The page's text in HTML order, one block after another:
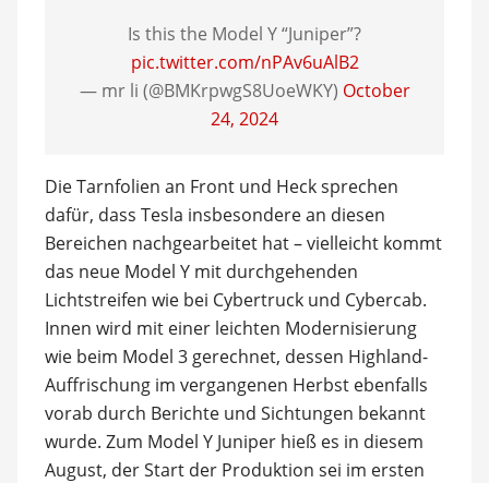
Is this the Model Y “Juniper”?
pic.twitter.com/nPAv6uAlB2
— mr li (@BMKrpwgS8UoeWKY) October
24, 2024
Die Tarnfolien an Front und Heck sprechen
dafür, dass Tesla insbesondere an diesen
Bereichen nachgearbeitet hat – vielleicht kommt
das neue Model Y mit durchgehenden
Lichtstreifen wie bei Cybertruck und Cybercab.
Innen wird mit einer leichten Modernisierung
wie beim Model 3 gerechnet, dessen Highland-
Auffrischung im vergangenen Herbst ebenfalls
vorab durch Berichte und Sichtungen bekannt
wurde. Zum Model Y Juniper hieß es in diesem
August, der Start der Produktion sei im ersten